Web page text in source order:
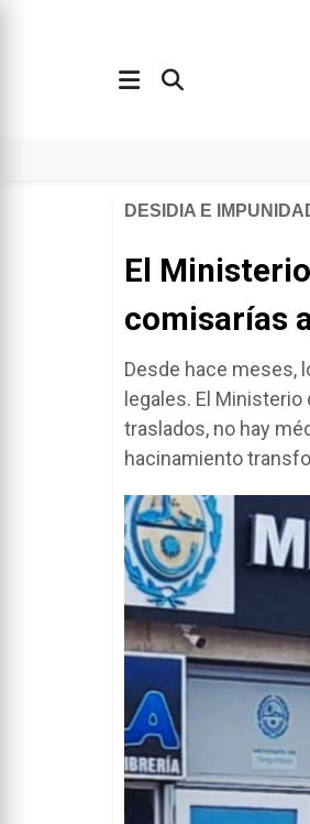
DESIDIA E
El
comisarías
Desde hace meses,
legales. El
traslados, no hay
hacinamiento